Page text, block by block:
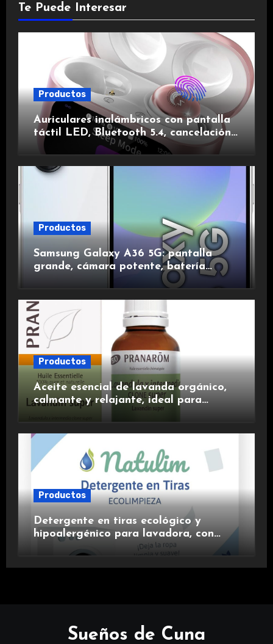
Te Puede Interesar
Productos
Auriculares inalámbricos con pantalla
táctil LED, Bluetooth 5.4, cancelación
de ruido, impermeables y de larga
duración.
Productos
Samsung Galaxy A36 5G: pantalla
grande, cámara potente, batería
duradera y carga rápida para una
experiencia premium.
Productos
Aceite esencial de lavanda orgánico,
calmante y relajante, ideal para
Productos
Detergente en tiras ecológico y
hipoalergénico para lavadora, con
suavizante incluido y fragancia de
Sueños de Cuna